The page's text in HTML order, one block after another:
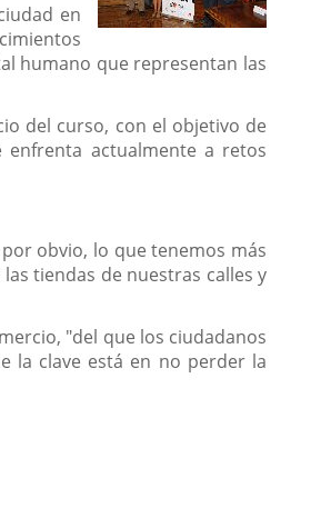
en
humano que representan las
del curso, con el objetivo de
actualmente a retos
obvio, lo que tenemos más
tiendas de nuestras calles y
"del que los ciudadanos
la clave está en no perder la